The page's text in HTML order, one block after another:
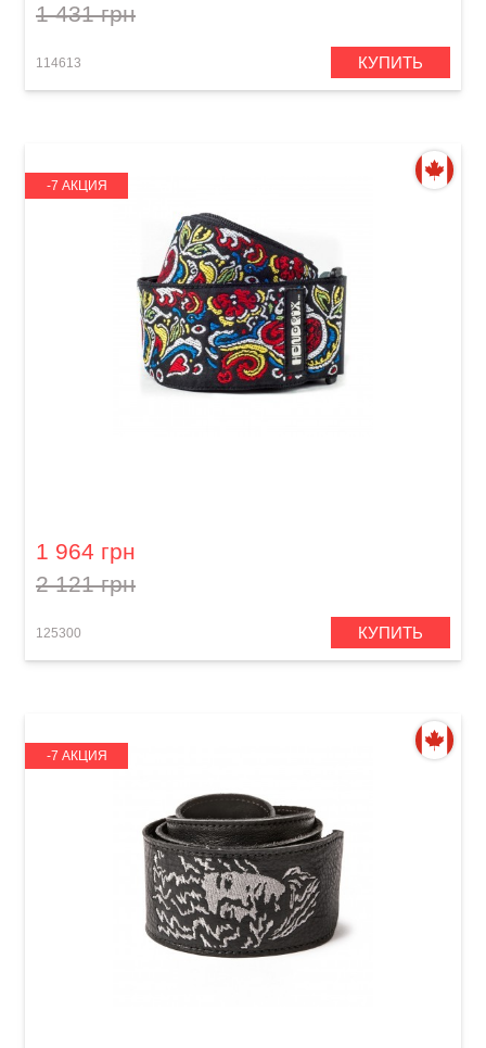
1 431 грн
114613 КУПИТЬ
-7 АКЦИЯ
1 964 грн
2 121 грн
125300 КУПИТЬ
-7 АКЦИЯ